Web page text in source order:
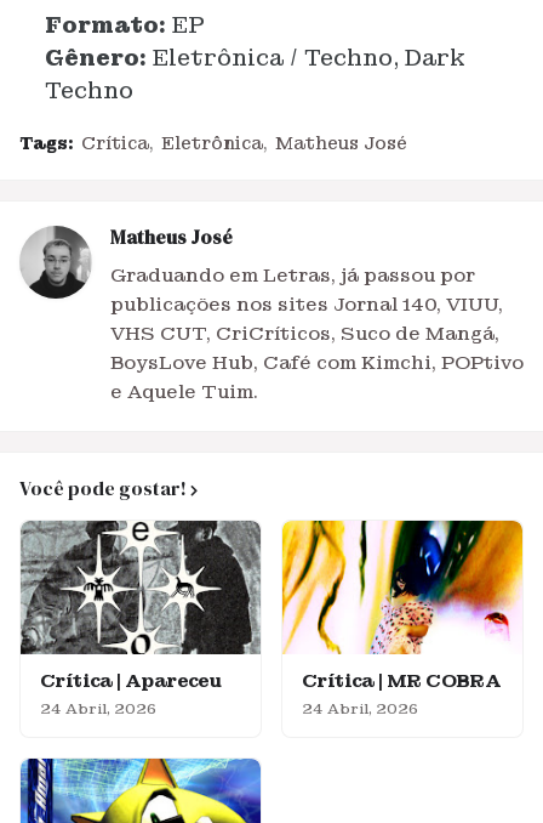
Formato: EP
Gênero: Eletrônica / Techno, Dark
Techno
Tags: Crítica Eletrônica Matheus José
Matheus José
Graduando em Letras, já passou por
publicações nos sites Jornal 140, VIUU,
VHS CUT, CriCríticos, Suco de Mangá,
BoysLove Hub, Café com Kimchi, POPtivo
e Aquele Tuim.
Você pode gostar!
Crítica | Apareceu
24 Abril, 2026
Crítica | MR COBRA
24 Abril, 2026